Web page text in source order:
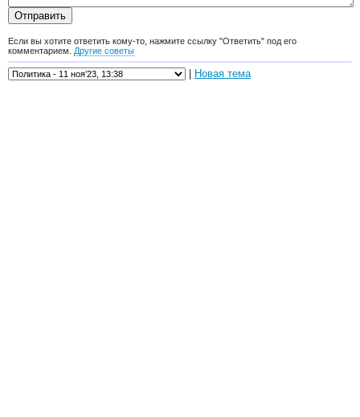
Если вы хотите ответить кому-то, нажмите ссылку "Ответить" под его
комментарием. Другие советы
Новая тема